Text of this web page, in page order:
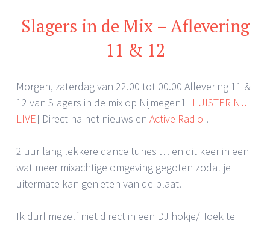
Slagers in de Mix – Aflevering
11 & 12
Morgen, zaterdag van 22.00 tot 00.00 Aflevering 11 &
12 van Slagers in de mix op Nijmegen1 [LUISTER NU
LIVE] Direct na het nieuws en Active Radio !
2 uur lang lekkere dance tunes … en dit keer in een
wat meer mixachtige omgeving gegoten zodat je
uitermate kan genieten van de plaat.
Ik durf mezelf niet direct in een DJ hokje/Hoek te